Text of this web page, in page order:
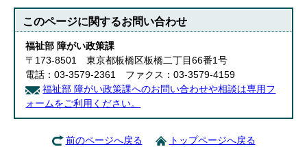
このページに関するお問い合わせ
福祉部 障がい政策課
〒173-8501 東京都板橋区板橋二丁目66番1号
電話：03-3579-2361 ファクス：03-3579-4159
福祉部 障がい政策課へのお問い合わせや相談は専用フ
ォームをご利用ください。
前のページへ戻る トップページへ戻る